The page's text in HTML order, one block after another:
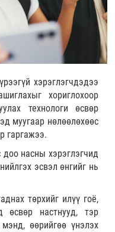
хэрэглэгчдэдээ
хориглохоор
технологи өсвөр
муугаар нөлөөлөхөөс
гаргажээ.
насны хэрэглэгчид
эсвэл өнгийг нь
төрхийг илүү гоё,
өсвөр настнууд, тэр
өөрийгөө үнэлэх